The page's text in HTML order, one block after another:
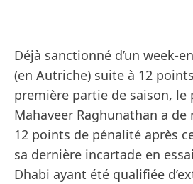
Déjà sanctionné d’un week-
(en Autriche) suite à 12
première partie de saison, le
Mahaveer Raghunathan a
12 points de pénalité après
sa dernière incartade en
Dhabi ayant été qualifiée